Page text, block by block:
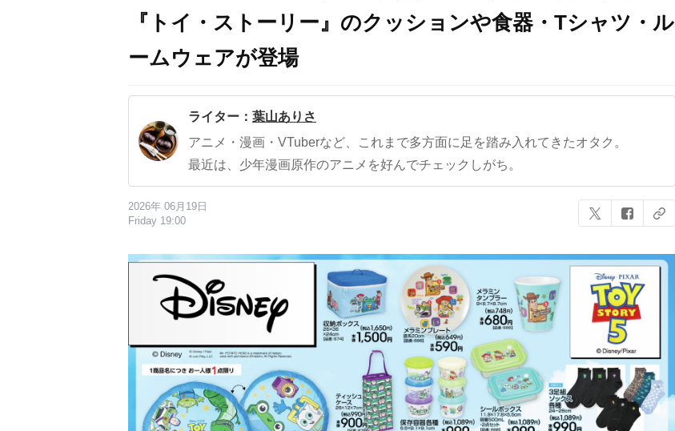
『トイ・ストーリー』のクッションや食器・Tシャツ・ル
ームウェアが登場
ライター： 葉山ありさ
アニメ・漫画・VTuberなど、これまで多方面に足を踏み入れてきたオタク。
最近は、少年漫画原作のアニメを好んでチェックしがち。
2026年 06月19日
Friday 19:00